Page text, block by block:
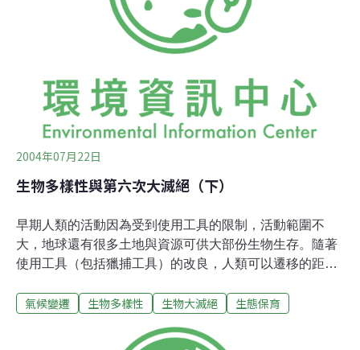
物種評估報告─2004年瀕危物種紅皮書》，報告指出全球
15,589種物種正瀕臨滅絕。今年一月，聯合國教科文組織
召開生物多樣性國際會議提出警告，全球物種滅絕的速
15,589種物種
2004年07月22日
生物多樣性與第六次大滅絕（下）
早期人類的活動因為受到使用工具的限制，活動範圍不
大，地球還有很多土地與資源可供大部份生物生存。隨著
使用工具（包括獵捕工具）的改良，人類可以遷移的距離
炸」般的工業革命在18世紀工業革命之前，物種因人類不
的速度滅絕，也就是說每年會有1個物種永遠消失在地球
氣候變遷 生物多樣性 生物大滅絕 生態保育